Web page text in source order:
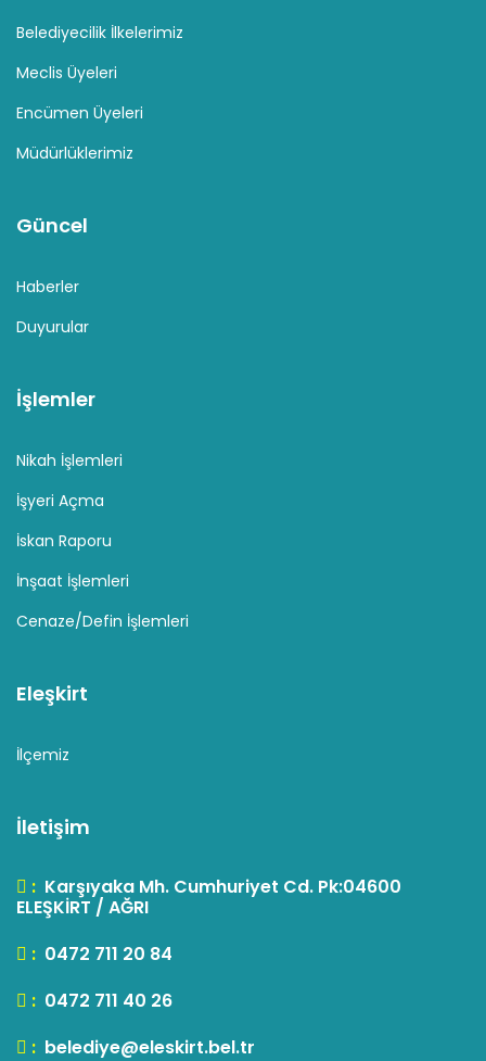
Belediyecilik İlkelerimiz
Meclis Üyeleri
Encümen Üyeleri
Müdürlüklerimiz
Güncel
Haberler
Duyurular
İşlemler
Nikah İşlemleri
İşyeri Açma
İskan Raporu
İnşaat İşlemleri
Cenaze/Defin İşlemleri
Eleşkirt
İlçemiz
İletişim
: Karşıyaka Mh. Cumhuriyet Cd. Pk:04600
ELEŞKİRT / AĞRI
: 0472 711 20 84
: 0472 711 40 26
: belediye@eleskirt.bel.tr